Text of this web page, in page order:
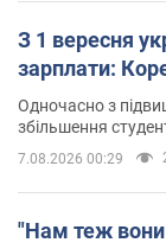
З 1 вересня
зарплати:
Одночасно з
збільшення
7.08.2026 00:29
"Нам теж вони